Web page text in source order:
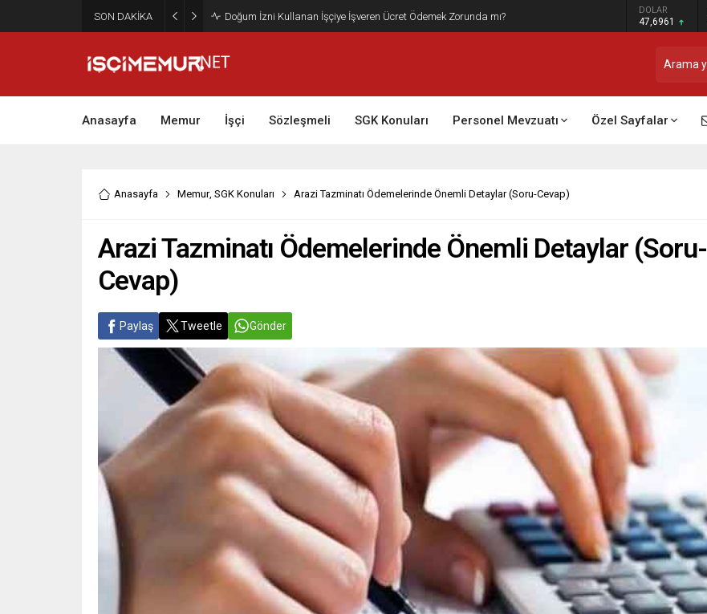
SON DAKİKA Maktu Mesai Ödemesinde Heyet Raporu Dikkate Alınır Mı? DOLAR
47,6961
Anasayfa Memur İşçi Sözleşmeli SGK Konuları Personel Mevzuatı Özel Sayfalar
Anasayfa Memur, SGK Konuları Arazi Tazminatı Ödemelerinde Önemli Detaylar (Soru-Cevap)
Arazi Tazminatı Ödemelerinde Önemli Detaylar (Soru-
Cevap)
Paylaş Tweetle Gönder